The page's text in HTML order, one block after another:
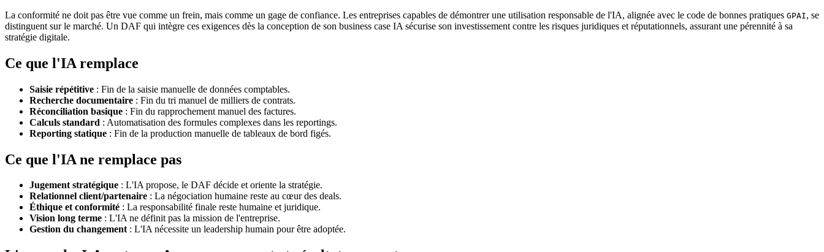
La conformité ne doit pas être vue comme un frein, mais comme un gage de confiance. Les entreprises capables de démontrer une utilisation responsable de l'IA, alignée avec le code de bonnes pratiques GPAI, se
distinguent sur le marché. Un DAF qui intègre ces exigences dès la conception de son business case IA sécurise son investissement contre les risques juridiques et réputationnels, assurant une pérennité à sa
stratégie digitale.
Ce que l'IA remplace
Saisie répétitive : Fin de la saisie manuelle de données comptables.
Recherche documentaire : Fin du tri manuel de milliers de contrats.
Réconciliation basique : Fin du rapprochement manuel des factures.
Calculs standard : Automatisation des formules complexes dans les reportings.
Reporting statique : Fin de la production manuelle de tableaux de bord figés.
Ce que l'IA ne remplace pas
Jugement stratégique : L'IA propose, le DAF décide et oriente la stratégie.
Relationnel client/partenaire : La négociation humaine reste au cœur des deals.
Éthique et conformité : La responsabilité finale reste humaine et juridique.
Vision long terme : L'IA ne définit pas la mission de l'entreprise.
Gestion du changement: L'IA nécessite un leadership humain pour être adoptée.